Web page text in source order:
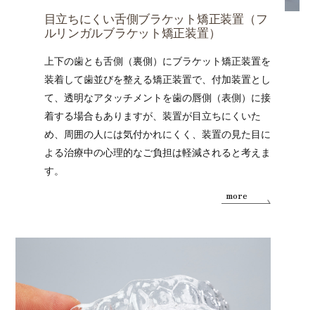
目立ちにくい舌側ブラケット矯正装置（フ
ルリンガルブラケット矯正装置）
上下の歯とも舌側（裏側）にブラケット矯正装置を
装着して歯並びを整える矯正装置で、付加装置とし
て、透明なアタッチメントを歯の唇側（表側）に接
着する場合もありますが、装置が目立ちにくいた
め、周囲の人には気付かれにくく、装置の見た目に
よる治療中の心理的なご負担は軽減されると考えま
す。
more